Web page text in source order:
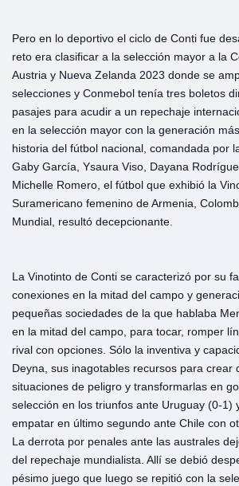
Pero en lo deportivo el ciclo de Conti fue
reto era clasificar a la selección mayor a la
Austria y Nueva Zelanda 2023 donde se
selecciones y Conmebol tenía tres boletos
pasajes para acudir a un repechaje
en la selección mayor con la generación
historia del fútbol nacional, comandada por
Gaby García, Ysaura Viso, Dayana
Michelle Romero, el fútbol que exhibió la
Suramericano femenino de Armenia,
Mundial, resultó decepcionante.
La Vinotinto de Conti se caracterizó por su
conexiones en la mitad del campo y
pequeñas sociedades de la que hablaba
en la mitad del campo, para tocar, romper
rival con opciones. Sólo la inventiva y
Deyna, sus inagotables recursos para crear
situaciones de peligro y transformarlas en
selección en los triunfos ante Uruguay (0-1)
empatar en último segundo ante Chile con
La derrota por penales ante las australes
del repechaje mundialista. Allí se debió
pésimo juego que luego se repitió con la